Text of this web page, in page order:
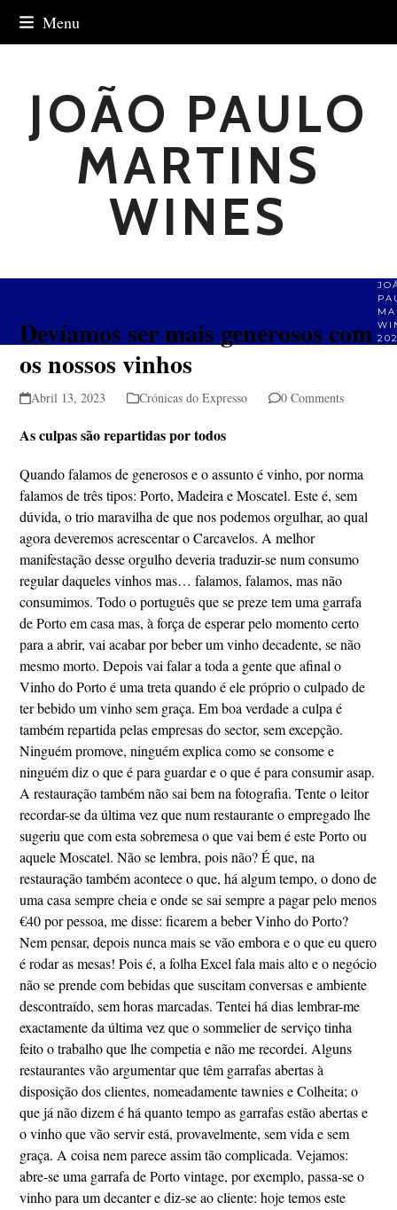
Menu
JOÃO PAULO
MARTINS
WINES
Devíamos ser mais generosos com
os nossos vinhos
Abril 13, 2023 Crónicas do Expresso 0 Comments
As culpas são repartidas por todos
Quando falamos de generosos e o assunto é vinho, por norma
falamos de três tipos: Porto, Madeira e Moscatel. Este é, sem
dúvida, o trio maravilha de que nos podemos orgulhar, ao qual
agora deveremos acrescentar o Carcavelos. A melhor
manifestação desse orgulho deveria traduzir-se num consumo
regular daqueles vinhos mas… falamos, falamos, mas não
consumimos. Todo o português que se preze tem uma garrafa
de Porto em casa mas, à força de esperar pelo momento certo
para a abrir, vai acabar por beber um vinho decadente, se não
mesmo morto. Depois vai falar a toda a gente que afinal o
Vinho do Porto é uma treta quando é ele próprio o culpado de
ter bebido um vinho sem graça. Em boa verdade a culpa é
também repartida pelas empresas do sector, sem excepção.
Ninguém promove, ninguém explica como se consome e
ninguém diz o que é para guardar e o que é para consumir asap.
A restauração também não sai bem na fotografia. Tente o leitor
recordar-se da última vez que num restaurante o empregado lhe
sugeriu que com esta sobremesa o que vai bem é este Porto ou
aquele Moscatel. Não se lembra, pois não? É que, na
restauração também acontece o que, há algum tempo, o dono de
uma casa sempre cheia e onde se sai sempre a pagar pelo menos
€40 por pessoa, me disse: ficarem a beber Vinho do Porto?
Nem pensar, depois nunca mais se vão embora e o que eu quero
é rodar as mesas! Pois é, a folha Excel fala mais alto e o negócio
não se prende com bebidas que suscitam conversas e ambiente
descontraído, sem horas marcadas. Tentei há dias lembrar-me
exactamente da última vez que o sommelier de serviço tinha
feito o trabalho que lhe competia e não me recordei. Alguns
restaurantes vão argumentar que têm garrafas abertas à
disposição dos clientes, nomeadamente tawnies e Colheita; o
que já não dizem é há quanto tempo as garrafas estão abertas e
o vinho que vão servir está, provavelmente, sem vida e sem
graça. A coisa nem parece assim tão complicada. Vejamos:
abre-se uma garrafa de Porto vintage, por exemplo, passa-se o
vinho para um decanter e diz-se ao cliente: hoje temos este